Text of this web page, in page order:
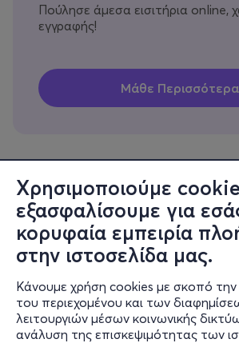
Χρησιμοποιούμε
εξασφαλίσουμε για
κορυφαία εμπειρία
στην ιστοσελίδα μας.
Κάνουμε χρήση cookies με σκοπό την
του περιεχομένου και των
λειτουργιών μέσων κοινωνικής
ανάλυση της επισκεψιμότητας των
Πούλησε άμεσα εισιτήρια online,
εγγραφής!
Πληροφορίες
Υποστήριξη
Stay Connected